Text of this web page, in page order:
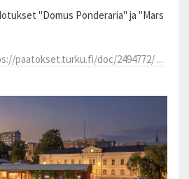
"Domus Ponderaria" ja "Mars
paatokset.turku.fi/doc/2494772/ ...